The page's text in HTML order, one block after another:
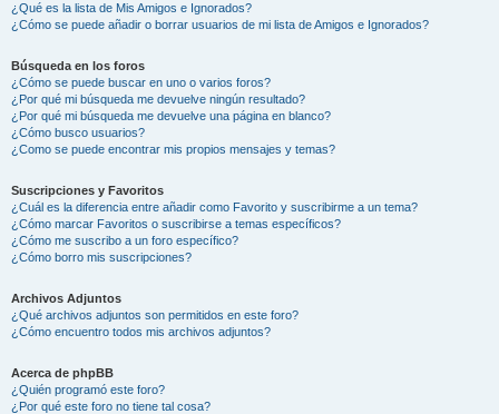
¿Qué es la lista de Mis Amigos e Ignorados?
¿Cómo se puede añadir o borrar usuarios de mi lista de Amigos e Ignorados?
Búsqueda en los foros
¿Cómo se puede buscar en uno o varios foros?
¿Por qué mi búsqueda me devuelve ningún resultado?
¿Por qué mi búsqueda me devuelve una página en blanco?
¿Cómo busco usuarios?
¿Como se puede encontrar mis propios mensajes y temas?
Suscripciones y Favoritos
¿Cuál es la diferencia entre añadir como Favorito y suscribirme a un tema?
¿Cómo marcar Favoritos o suscribirse a temas específicos?
¿Cómo me suscribo a un foro específico?
¿Cómo borro mis suscripciones?
Archivos Adjuntos
¿Qué archivos adjuntos son permitidos en este foro?
¿Cómo encuentro todos mis archivos adjuntos?
Acerca de phpBB
¿Quién programó este foro?
¿Por qué este foro no tiene tal cosa?